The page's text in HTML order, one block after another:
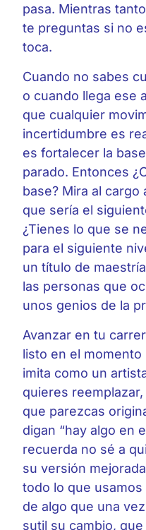
pasa. Mientras
te preguntas si no
toca.
Cuando no sabes
o cuando llega ese
que cualquier
incertidumbre es
es fortalecer la
parado. Entonces
base? Mira al cargo
que sería el
¿Tienes lo que se
para el siguiente
un título de
las personas que
unos genios de la
Avanzar en tu
listo en el
imita como un
quieres
que parezcas
digan “hay algo en
recuerda no sé a
su versión
todo lo que usamos
de algo que una
sutil su cambio,